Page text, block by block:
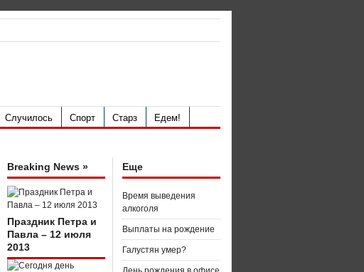
Случилось Спорт Старз
Едем!
Breaking News »
Праздник Петра и
Павла – 12 июля
2013
Еще
Время выведения
алкоголя
Выплаты на рождение
Галустян умер?